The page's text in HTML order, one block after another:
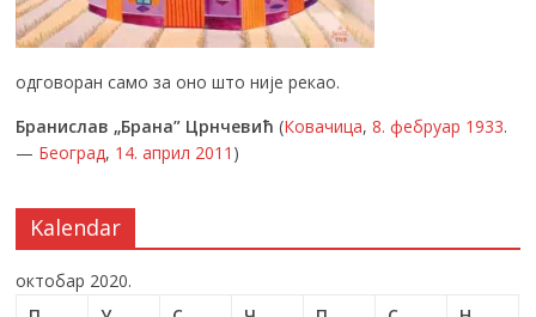
одговоран само за оно што није рекао.
Бранислав „Брана” Црнчевић (Ковачица,8. фебруар 1933.
— Београд, 14. април 2011 )
Kalendar
октобар 2020.